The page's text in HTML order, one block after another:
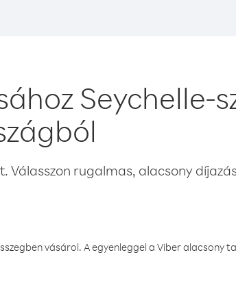
Seychelle-
rugalmas, alacsony
vásárol. A egyenleggel a Viber alacsony